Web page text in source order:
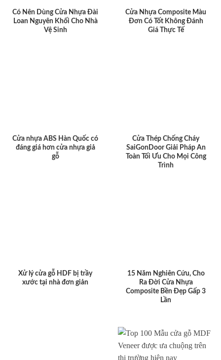
Có Nên Dùng Cửa Nhựa Đài
Loan Nguyên Khối Cho Nhà
Vệ Sinh
Cửa Nhựa Composite Màu
Đơn Có Tốt Không Đánh
Giá Thực Tế
Cửa nhựa ABS Hàn Quốc có
đáng giá hơn cửa nhựa giả
gỗ
Cửa Thép Chống Cháy
SaiGonDoor Giải Pháp An
Toàn Tối Ưu Cho Mọi Công
Trình
Xử lý cửa gỗ HDF bị trầy
xước tại nhà đơn giản
15 Năm Nghiên Cứu, Cho
Ra Đời Cửa Nhựa
Composite Bền Đẹp Gấp 3
Lần